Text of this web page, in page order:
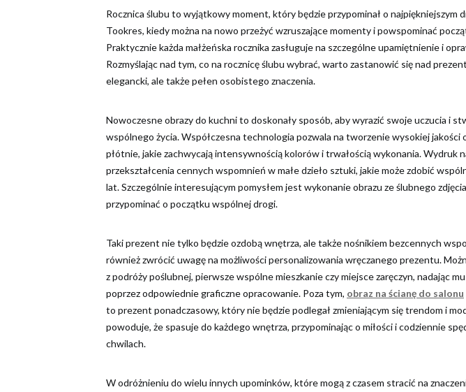
Rocznica ślubu to wyjątkowy moment, który będzie przypominał o najpiękniejszym
Tookres, kiedy można na nowo przeżyć wzruszające momenty i powspominać
Praktycznie każda małżeńska rocznika zasługuje na szczególne upamiętnienie i
Rozmyślając nad tym, co na rocznicę ślubu wybrać, warto zastanowić się nad
elegancki, ale także pełen osobistego znaczenia.
Nowoczesne obrazy do kuchni to doskonały sposób, aby wyrazić swoje uczucia i
wspólnego życia. Współczesna technologia pozwala na tworzenie wysokiej jakości
płótnie, jakie zachwycają intensywnością kolorów i trwałością wykonania. Wydruk
przekształcenia cennych wspomnień w małe dzieło sztuki, jakie może zdobić
lat. Szczególnie interesującym pomysłem jest wykonanie obrazu ze ślubnego
przypominać o początku wspólnej drogi.
Taki prezent nie tylko będzie ozdobą wnętrza, ale także nośnikiem bezcennych
również zwrócić uwagę na możliwości personalizowania wręczanego prezentu.
z podróży poślubnej, pierwsze wspólne mieszkanie czy miejsce zaręczyn, nadając
poprzez odpowiednie graficzne opracowanie. Poza tym, obraz na ścianę do salonu
to prezent ponadczasowy, który nie będzie podlegał zmieniającym się trendom i
powoduje, że spasuje do każdego wnętrza, przypominając o miłości i codziennie
chwilach.
W odróżnieniu do wielu innych upominków, które mogą z czasem stracić na